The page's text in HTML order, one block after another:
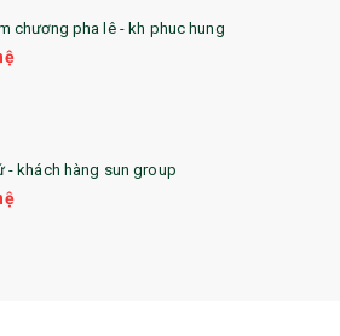
chương pha lê - kh phuc hung
- khách hàng sun group